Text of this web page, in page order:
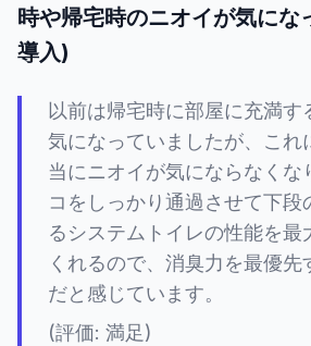
時や帰宅時のニオイが気にな
導入)
以前は帰宅時に部屋に充満す
気になっていましたが、これ
当にニオイが気にならなくな
コをしっかり通過させて下段
るシステムトイレの性能を最
くれるので、消臭力を最優先
だと感じています。
(評価: 満足)